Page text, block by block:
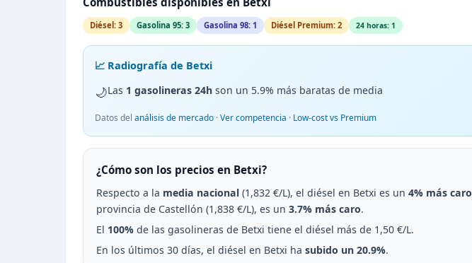
Diésel: 3 Gasolina 95: 3 Gasolina 98: 1 Diésel Premium: 2 24 horas: 1
📈 Radiografía de Betxi
🌙Las 1 gasolineras 24h son un 5.9% más baratas de media
Datos del análisis de mercado ·Ver competencia · Low-cost vs Premium
¿Cómo son los precios en Betxi?
Respecto a la media nacional (1,832 €/L), el diésel en Betxi es un 4% más caro
provincia de Castellón (1,838 €/L), es un 3.7% más caro.
El 100% de las gasolineras de Betxi tiene el diésel más de 1,50 €/L.
En los últimos 30 días, el diésel en Betxi ha subido un 20.9%.